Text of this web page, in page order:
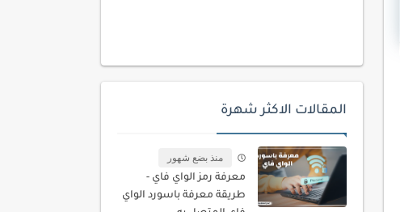
المقالات الاكثر شهرة
منذ بضع شهور
معرفة رمز الواي فاي -
طريقة معرفة باسورد الواي